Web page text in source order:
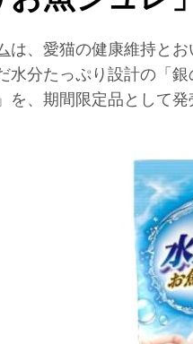
は、愛猫の健康維持と
水分たっぷり設計の「
を、期間限定品として発